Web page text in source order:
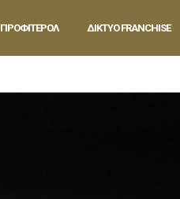
ΠΡΟΦΙΤΕΡΟΛ ΔΙΚΤΥΟ FRANCHISE